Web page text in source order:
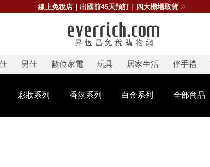
線上免稅店｜出國前45天預訂｜四大機場取貨
男仕 數位家電 玩具 居家生活 伴手禮
彩妝系列 香氛系列 白金系列 全部商品